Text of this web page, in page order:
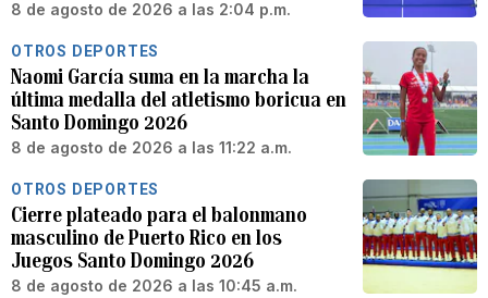
8 de agosto de 2026 a las 2:04 p.m.
OTROS DEPORTES
Naomi García suma en la marcha la
última medalla del atletismo boricua en
Santo Domingo 2026
8 de agosto de 2026 a las 11:22 a.m.
OTROS DEPORTES
Cierre plateado para el balonmano
masculino de Puerto Rico en los
Juegos Santo Domingo 2026
8 de agosto de 2026 a las 10:45 a.m.